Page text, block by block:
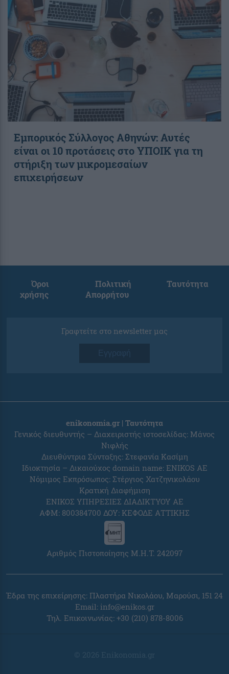
Εμπορικός Σύλλογος Αθηνών: Αυτές
είναι οι 10 προτάσεις στο ΥΠΟΙΚ για τη
στήριξη των μικρομεσαίων
επιχειρήσεων
Όροι
χρήσης
Πολιτική
Απορρήτου
Ταυτότητα
Γραφτείτε στο newsletter μας
Εγγραφή
enikonomia.gr | Ταυτότητα
Γενικός διευθυντής – Διαχειριστής ιστοσελίδας: Μάνος
Νιφλής
Διευθύντρια Σύνταξης: Στεφανία Κασίμη
Ιδιοκτησία – Δικαιούχος domain name: ENIKOS AE
Νόμιμος Εκπρόσωπος: Στέργιος Χατζηνικολάου
Κρατική Διαφήμιση
ΕΝΙΚΟΣ ΥΠΗΡΕΣΙΕΣ ΔΙΑΔΙΚΤΥΟΥ ΑΕ
ΑΦΜ: 800384700 ΔΟΥ: ΚΕΦΟΔΕ ΑΤΤΙΚΗΣ
Αριθμός Πιστοποίησης Μ.Η.Τ. 242097
Έδρα της επιχείρησης: Πλαστήρα Νικολάου, Μαρούσι, 151 24
Email: info@enikos.gr
Τηλ. Επικοινωνίας: +30 (210) 878-8006